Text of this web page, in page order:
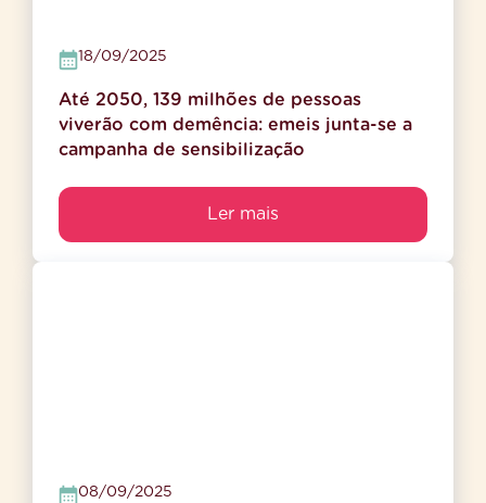
18/09/2025
Até 2050, 139 milhões de pessoas
viverão com demência: emeis junta-se a
campanha de sensibilização
Ler mais
08/09/2025